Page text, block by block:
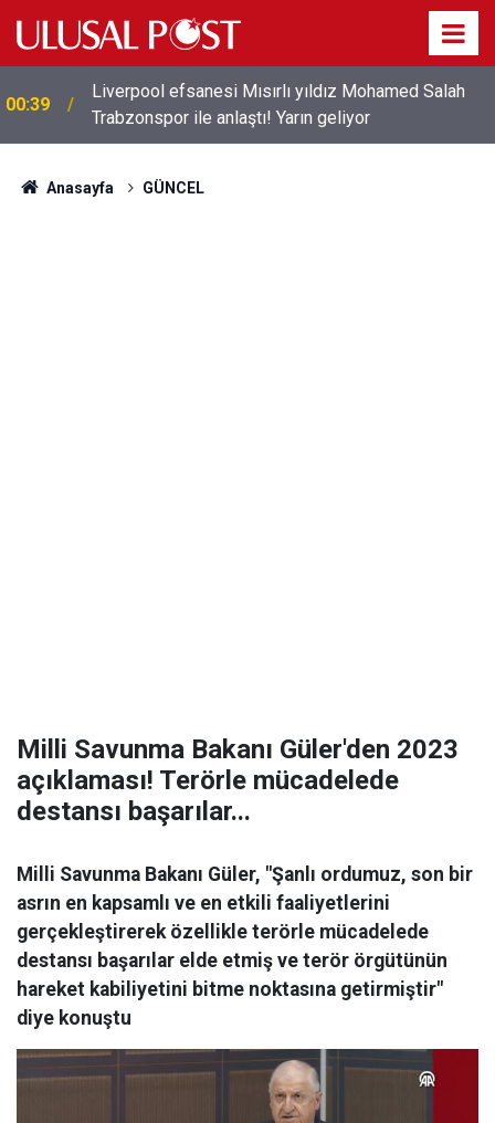
00:39
Liverpool efsanesi Mısırlı yıldız Mohamed Salah
Trabzonspor ile anlaştı! Yarın geliyor
Anasayfa GÜNCEL
Milli Savunma Bakanı Güler'den 2023
açıklaması! Terörle mücadelede
destansı başarılar...
Milli Savunma Bakanı Güler, "Şanlı ordumuz, son bir
asrın en kapsamlı ve en etkili faaliyetlerini
gerçekleştirerek özellikle terörle mücadelede
destansı başarılar elde etmiş ve terör örgütünün
hareket kabiliyetini bitme noktasına getirmiştir"
diye konuştu